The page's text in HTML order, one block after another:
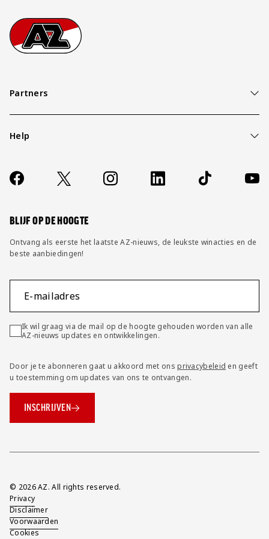
Footer
Ga naar onze homepage
Partners
Help
Contact
FAQ
Socials
https://www.facebook.com/AZAlkmaar
X Instagram LinkedIn TikTok
BLIJF OP DE HOOGTE
Ontvang als eerste het laatste AZ-nieuws, de leukste winacties en de
beste aanbiedingen!
E-mailadres
Ik wil graag via de mail op de hoogte gehouden worden van alle
AZ-nieuws updates en ontwikkelingen.
Door je te abonneren gaat u akkoord met onsprivacybeleid en geeft
u toestemming om updates van ons te ontvangen.
INSCHRIJVEN
Overig
© 2026 AZ. All rights reserved.
Privacy
Disclaimer
Voorwaarden
Cookies